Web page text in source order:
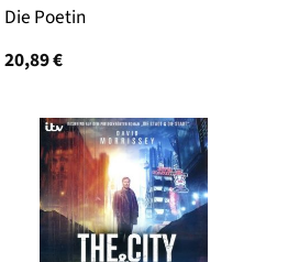
Die Poetin
20,89€